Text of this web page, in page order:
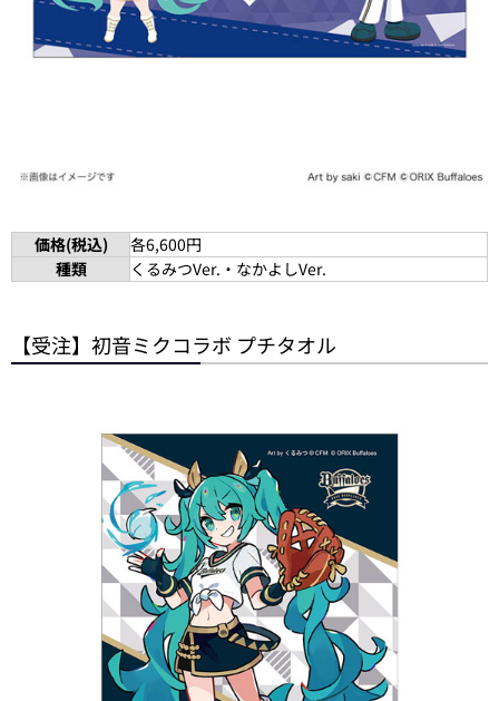
価格(税込)
各6,600円
種類
くるみつVer.・なかよしVer.
【受注】初音ミクコラボ プチタオル